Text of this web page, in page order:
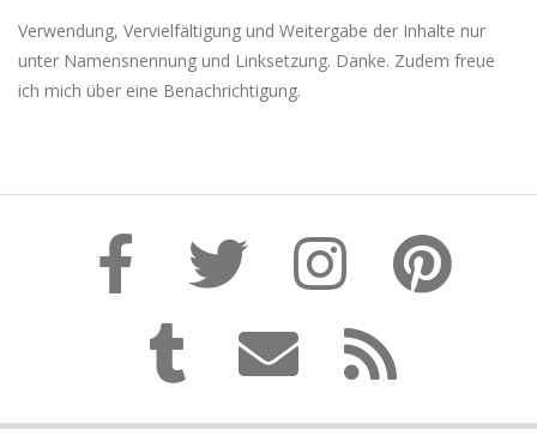
Verwendung, Vervielfältigung und Weitergabe der Inhalte nur
unter Namensnennung und Linksetzung. Danke. Zudem freue
ich mich über eine Benachrichtigung.